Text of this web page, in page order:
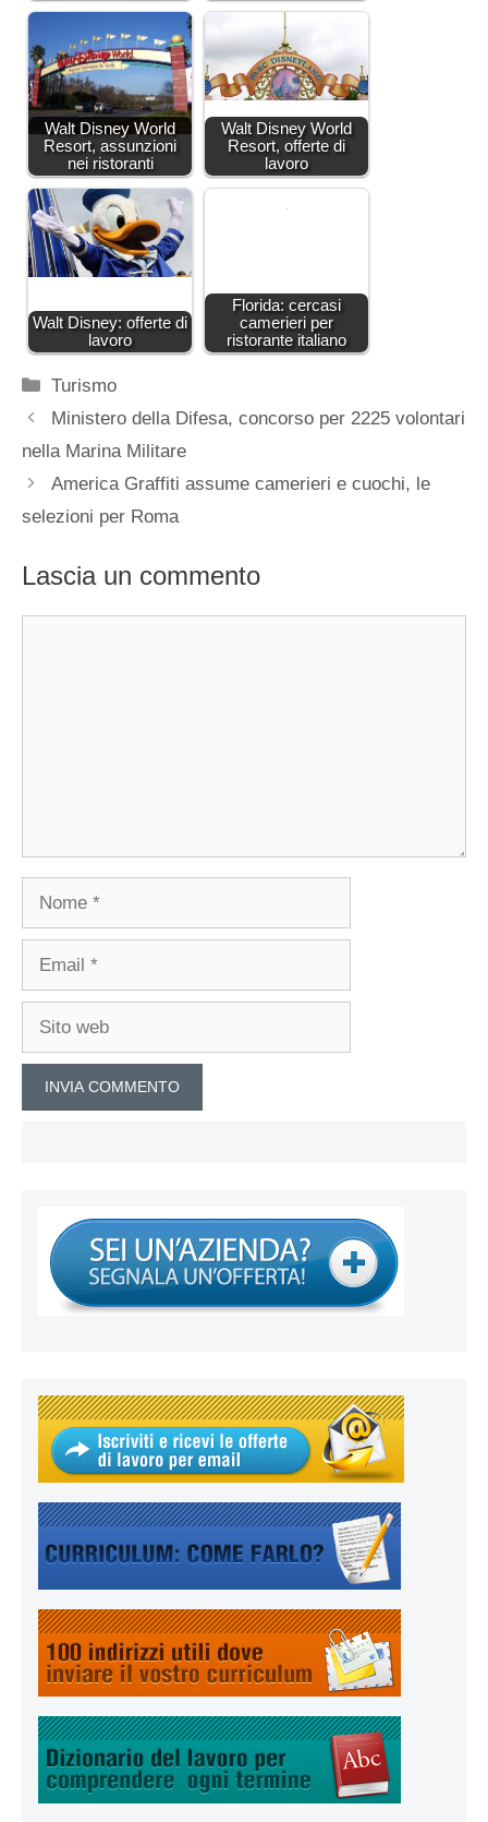
Walt Disney World
Resort, assunzioni
nei ristoranti
Walt Disney World
Resort, offerte di
lavoro
Walt Disney: offerte di
lavoro
Florida: cercasi
camerieri per
ristorante italiano
Categorie
Turismo
Ministero della Difesa, concorso per 2225 volontari
nella Marina Militare
America Graffiti assume camerieri e cuochi, le
selezioni per Roma
Lascia un commento
Nome
Email
Sito